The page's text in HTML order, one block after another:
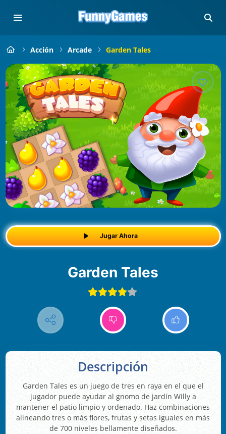
Acción Arcade Garden Tales
Jugar Ahora
Garden Tales
Descripción
Garden Tales es un juego de tres en raya en el que el
jugador puede ayudar al gnomo de jardín Willy a
mantener el patio limpio y ordenado. Haz combinaciones
alineando tres o más flores, frutas y setas iguales en más
de 700 niveles bellamente diseñados.